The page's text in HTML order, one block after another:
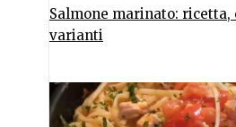
Salmone marinato: ricetta,
varianti